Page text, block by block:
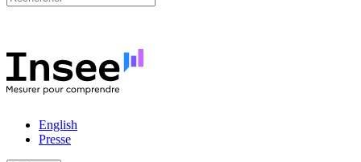
English
Presse